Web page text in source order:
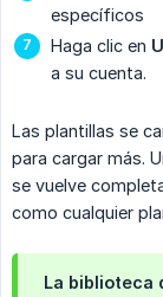
específicos
Haga clic en
a su cuenta.
Las plantillas se
para cargar más.
se vuelve
como cualquier
La biblioteca